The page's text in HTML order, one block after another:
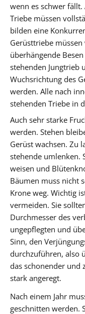
wenn es schwer fällt.
Triebe müssen
bilden eine
Gerüsttriebe
überhängende
stehenden Jungtrieb
Wuchsrichtung des
werden. Alle nach
stehenden Triebe in
Auch sehr starke
werden. Stehen
Gerüst wachsen. Zu
stehende umlenken.
weisen und
Bäumen muss nicht
Krone weg. Wichtig
vermeiden. Sie
Durchmesser des
ungepflegten und
Sinn, den
durchzuführen, also
das schonender und
stark angeregt.
Nach einem Jahr
geschnitten werden.